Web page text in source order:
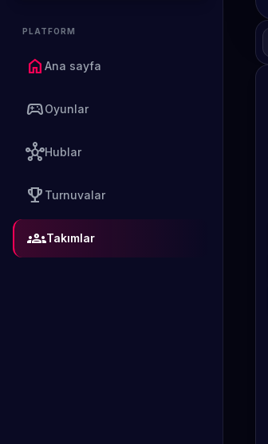
PLATFORM
home Ana sayfa
sports_esportsOyunlar
hubHublar
emoji_events Turnuvalar
groupsTakımlar